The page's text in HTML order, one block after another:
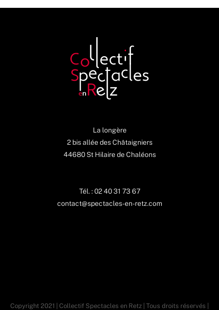
La longère
2 bis allée des Châtaigniers
44680 St Hilaire de Chaléons
Tél. : 02 40 31 73 67
contact@spectacles-en-retz.com
Copyright 2021 | Collectif Spectacles en Retz | Tous droits réservés |